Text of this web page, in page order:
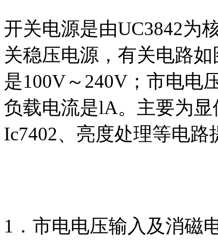
开关电源是由UC3842为
关稳压电源，有关电路
是100V～240V；市电电
负载电流是lA。主要为
Ic7402、亮度处理等电路
1．市电电压输入及消磁